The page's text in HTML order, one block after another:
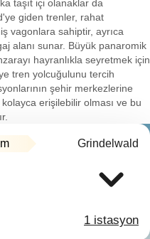
taşıt içi olanaklar da
giden trenler, rahat
vagonlara sahiptir, ayrıca
alanı sunar. Büyük panaromik
hayranlıkla seyretmek için
tren yolcuğulunu tercih
şehir merkezlerine
erişilebilir olması ve bu
Grindelwald
1 istasyon